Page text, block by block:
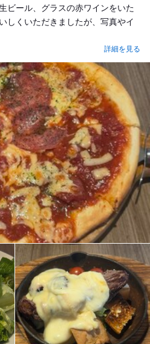
ビール、グラスの赤ワインをいた
しくいただきましたが、写真やイ
詳細を見る